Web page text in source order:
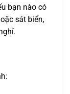
bạn nào có
sát biển,